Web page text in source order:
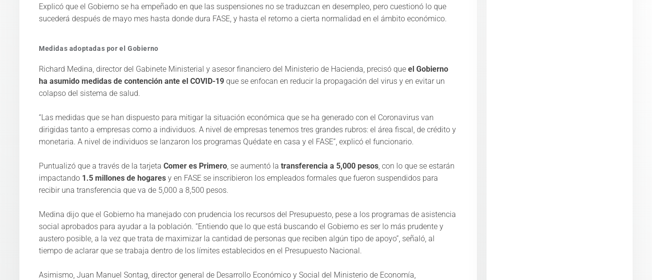
Explicó que el Gobierno se ha empeñado en que las suspensiones no se traduzcan en desempleo, pero cuestionó lo que
sucederá después de mayo mes hasta donde dura FASE, y hasta el retorno a cierta normalidad en el ámbito económico. ​
Medidas adoptadas por el Gobierno​
Richard Medina, director del Gabinete Ministerial y asesor financiero del Ministerio de Hacienda, precisó que el Gobierno
ha asumido medidas de contención ante el COVID-19 que se enfocan en reducir la propagación del virus y en evitar un
colapso del sistema de salud.​
“Las medidas que se han dispuesto para mitigar la situación económica que se ha generado con el Coronavirus van
dirigidas tanto a empresas como a individuos. A nivel de empresas tenemos tres grandes rubros: el área fiscal, de crédito y
monetaria. A nivel de individuos se lanzaron los programas Quédate en casa y el FASE”, explicó el funcionario. ​
Puntualizó que a través de la tarjeta Comer es Primero, se aumentó la transferencia a 5,000 pesos, con lo que se estarán
impactando 1.5 millones de hogares y en FASE se inscribieron los empleados formales que fueron suspendidos para
recibir una transferencia que va de 5,000 a 8,500 pesos.​
Medina dijo que el Gobierno ha manejado con prudencia los recursos del Presupuesto, pese a los programas de asistencia
social aprobados para ayudar a la población. “Entiendo que lo que está buscando el Gobierno es ser lo más prudente y
austero posible, a la vez que trata de maximizar la cantidad de personas que reciben algún tipo de apoyo”, señaló, al
tiempo de aclarar que se trabaja dentro de los límites establecidos en el Presupuesto Nacional. ​
Asimismo, Juan Manuel Sontag, director general de Desarrollo Económico y Social del Ministerio de Economía,